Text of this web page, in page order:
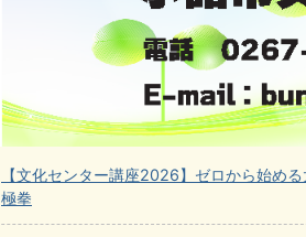
【文化センター講座2026】ゼロから始める
極拳